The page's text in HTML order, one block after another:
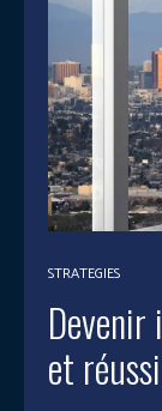
STRATEGIES
et